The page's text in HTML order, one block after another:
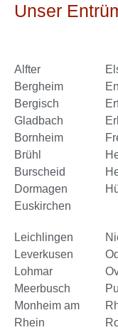
Unser
Alfter
Bergheim
Bergisch
Gladbach
Bornheim
Brühl
Burscheid
Dormagen
Euskirchen
Leichlingen
Leverkusen
Lohmar
Meerbusch
Monheim am
Rhein